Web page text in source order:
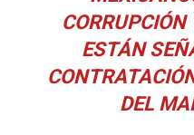
ESTÁN
DEL